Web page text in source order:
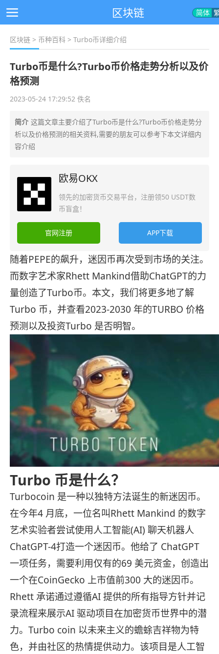
区块链 简体
区块链 > 币种百科 > Turbo币详细介绍
Turbo币是什么?Turbo币价格走势分析以及价
格预测
2023-05-24 17:29:52 佚名
简介 这篇文章主要介绍了Turbo币是什么?Turbo币价格走势分
析以及价格预测的相关资料,需要的朋友可以参考下本文详细内
容介绍
欧易OKX
领先的加密货币交易平台，注册领50 USDT数
币盲盒！
官网注册 APP下载
随着PEPE的飙升，迷因币再次受到市场的关注。
而数字艺术家Rhett Mankind借助ChatGPT的力
量创造了Turbo币。本文，我们将更多地了解
Turbo 币，并查看2023-2030 年的TURBO 价格
预测以及投资Turbo 是否明智。
Turbo 币是什么？
Turbocoin 是一种以独特方法诞生的新迷因币。
在今年4 月底，一位名叫Rhett Mankind 的数字
艺术实验者尝试使用人工智能(AI) 聊天机器人
ChatGPT-4打造一个迷因币。他给了 ChatGPT
一项任务，需要利用仅有的69 美元资金，创造出
一个在CoinGecko 上市值前300 大的迷因币。
Rhett 承诺通过遵循AI 提供的所有指导方针并记
录流程来展示AI 驱动项目在加密货币世界中的潜
力。Turbo coin 以未来主义的蟾蜍吉祥物为特
色，并由社区的热情提供动力。该项目是人工智